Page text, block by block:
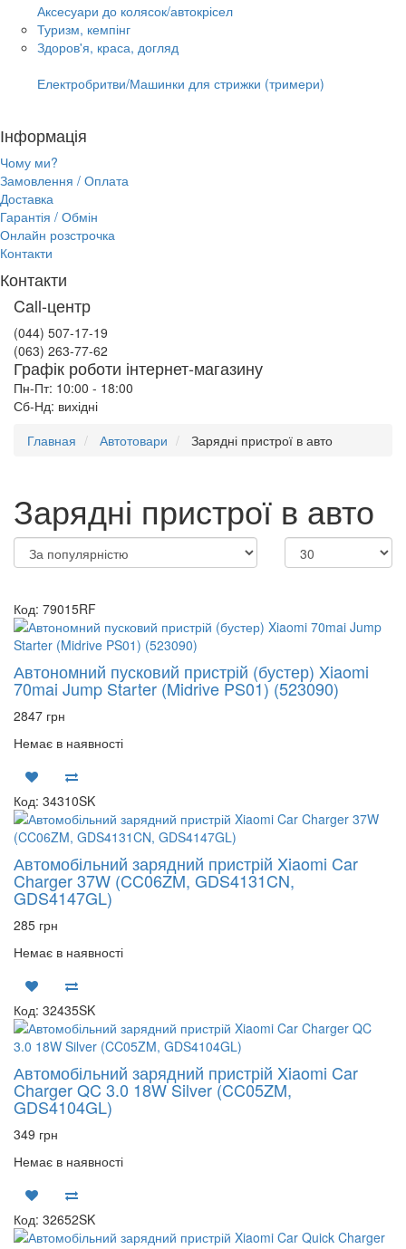
Аксесуари до колясок/автокрісел
Туризм, кемпінг
Здоров'я, краса, догляд
Електробритви/Машинки для стрижки (тримери)
Інформація
Чому ми?
Замовлення / Оплата
Доставка
Гарантія / Обмін
Онлайн розстрочка
Контакти
Контакти
Call-центр
(044) 507-17-19
(063) 263-77-62
Графік роботи інтернет-магазину
Пн-Пт: 10:00 - 18:00
Сб-Нд: вихідні
Главная
Автотовари Зарядні пристрої в авто
Зарядні пристрої в авто
Код: 79015RF
Автономний пусковий пристрій (бустер) Xiaomi
70mai Jump Starter (Midrive PS01) (523090)
2847 грн
Немає в наявності
Код: 34310SK
Автомобільний зарядний пристрій Xiaomi Car
Charger 37W (CC06ZM, GDS4131CN,
GDS4147GL)
285 грн
Немає в наявності
Код: 32435SK
Автомобільний зарядний пристрій Xiaomi Car
Charger QC 3.0 18W Silver (CC05ZM,
GDS4104GL)
349 грн
Немає в наявності
Код: 32652SK